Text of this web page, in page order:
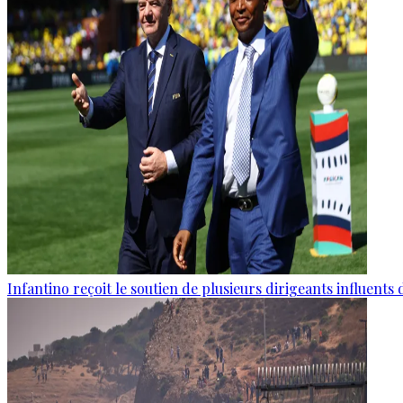
Infantino reçoit le soutien de plusieurs dirigeants influents